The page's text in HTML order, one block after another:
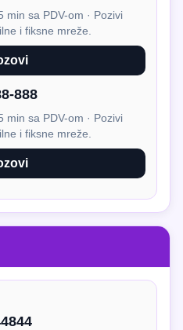
min sa PDV-om · Pozivi
i fiksne mreže.
888
min sa PDV-om · Pozivi
i fiksne mreže.